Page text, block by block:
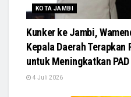
KOTA JAMBI
Kunker ke Jambi,
Kepala Daerah
untuk Meningkatkan PAD
4 Juli 2026